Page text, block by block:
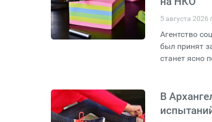
5 августа 2026
Агентство
был принят
станет ясно
В